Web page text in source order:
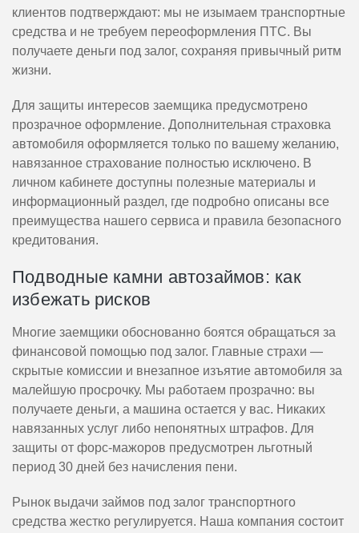
клиентов подтверждают: мы не изымаем транспортные
средства и не требуем переоформления ПТС. Вы
получаете деньги под залог, сохраняя привычный ритм
жизни.
Для защиты интересов заемщика предусмотрено
прозрачное оформление. Дополнительная страховка
автомобиля оформляется только по вашему желанию,
навязанное страхование полностью исключено. В
личном кабинете доступны полезные материалы и
информационный раздел, где подробно описаны все
преимущества нашего сервиса и правила безопасного
кредитования.
Подводные камни автозаймов: как
избежать рисков
Многие заемщики обоснованно боятся обращаться за
финансовой помощью под залог. Главные страхи —
скрытые комиссии и внезапное изъятие автомобиля за
малейшую просрочку. Мы работаем прозрачно: вы
получаете деньги, а машина остается у вас. Никаких
навязанных услуг либо непонятных штрафов. Для
защиты от форс-мажоров предусмотрен льготный
период 30 дней без начисления пени.
Рынок выдачи займов под залог транспортного
средства жестко регулируется. Наша компания состоит